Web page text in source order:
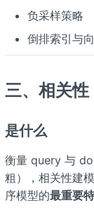
负采样策略
倒排索引与
三、相关性
是什么
衡量 query 与
粗），相关性建
序模型的最重要